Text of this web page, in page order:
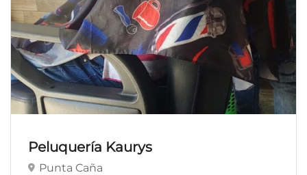
Peluquería Kaurys
Punta Caña